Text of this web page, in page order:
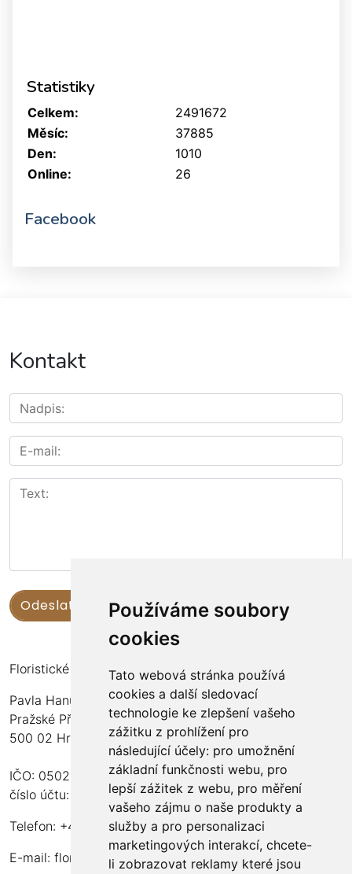
Používáme soubory
cookies
Tato webová stránka používá
cookies a další sledovací
technologie ke zlepšení vašeho
zážitku z prohlížení pro
následující účely: pro umožnění
základní funkčnosti webu, pro
lepší zážitek z webu, pro měření
vašeho zájmu o naše produkty a
služby a pro personalizaci
marketingových interakcí, chcete-
li zobrazovat reklamy které jsou
Statistiky
Online: 26
Celkem:
2491672
Měsíc:
37885
Den:
1010
Facebook
Kontakt
Floristické kurzy Violet - Bc. Veronika Němečková
Pavla Hanuše 252
Pražské Předměstí
500 02 Hradec Králové
IČO: 05024676
číslo účtu: 2600989157/2010
Telefon: +420 737 982 070
E-mail: floristika.violet@email.cz